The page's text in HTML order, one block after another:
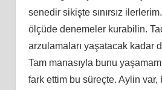
senedir sikişte sınırsız
ölçüde denemeler kurabilin.
arzulamaları yaşatacak kadar
Tam manasıyla bunu
fark ettim bu süreçte. Aylin